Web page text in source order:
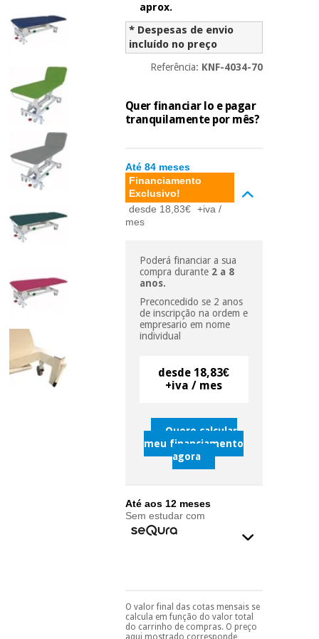
Desportos
e jogos
Vestuário
sanitário
Veterinária
Ortopedia
Instrumental
(liquidação)
Fisaude
Aluguer
para
coronavirus
fitness e
pilates
Desportos
e jogos
Vestuário
sanitário
Ortopedia
Instrumental
cirúrgico
(liquidação)
aprox.
* Despesas de envio
incluído no preço
Referência: KNF-4034-70
Quer financiar lo e pagar
tranquilamente por mês?
Até 84 meses
Financiamento
Exclusivo!
desde 18,83€ +iva /
mes
Poderá financiar a sua
compra durante 2 a 8
anos.
Preconcedido se 2 anos
de inscripção na ordem e
empresario em nome
individual
desde 18,83€
+iva / mes
Quero calcular
meu financiamento
agora
Até aos 12 meses
Sem estudar com
Pode escolhê-lo no final
do processo de compra,
ao escolher o método de
O valor final das cotas mensais se
calcula em função do valor total
do carrinho de compras. O preço
aqui mostrado corresponde